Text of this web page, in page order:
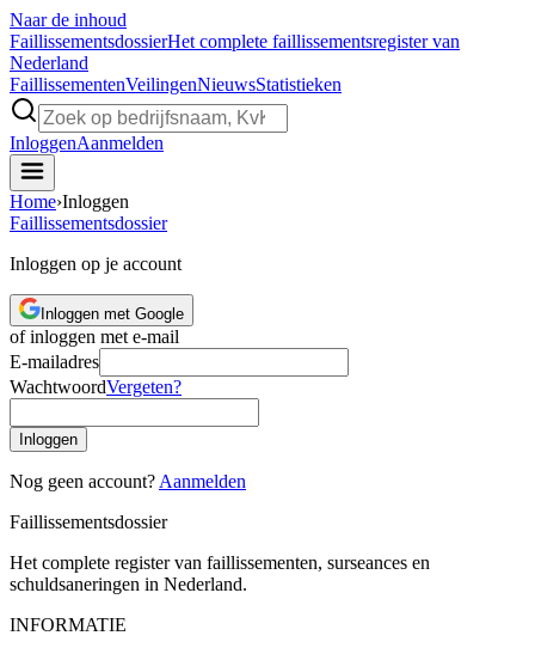
Naar de inhoud
FaillissementsdossierHet complete faillissementsregister van
Nederland
FaillissementenVeilingenNieuwsStatistieken
InloggenAanmelden
Home›Inloggen
Faillissementsdossier
Inloggen op je account
Inloggen met Google
of inloggen met e-mail
E-mailadres
WachtwoordVergeten?
Inloggen
Nog geen account? Aanmelden
Faillissementsdossier
Het complete register van faillissementen, surseances en
schuldsaneringen in Nederland.
INFORMATIE